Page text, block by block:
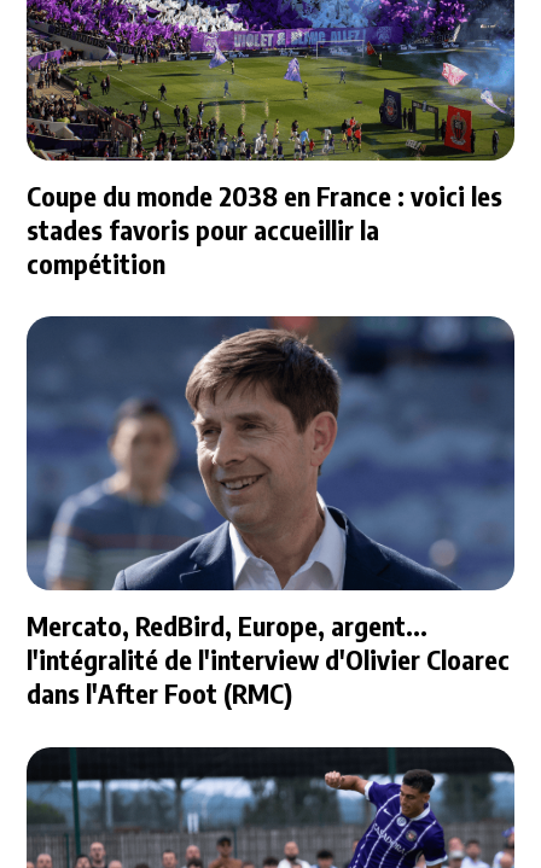
Coupe du monde 2038 en France : voici les
stades favoris pour accueillir la
compétition
Mercato, RedBird, Europe, argent...
l'intégralité de l'interview d'Olivier Cloarec
dans l'After Foot (RMC)